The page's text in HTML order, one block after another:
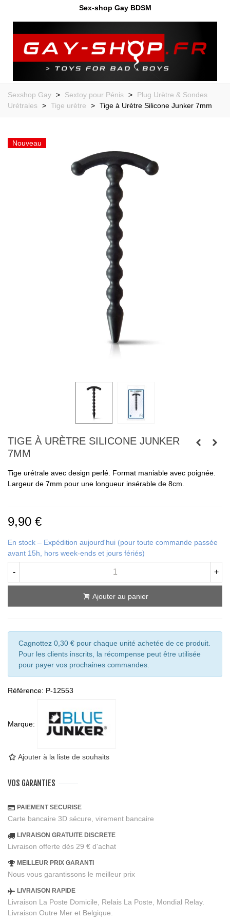
Sex-shop Gay BDSM
Sexshop Gay > Sextoy pour Pénis >
Plug Urètre & Sondes
Urétrales
> Tige urètre > Tige à Urètre Silicone Junker 7mm
Nouveau
TIGE À URÈTRE SILICONE JUNKER
7MM
Tige urétrale avec design perlé. Format maniable avec poignée.
Largeur de 7mm pour une longueur insérable de 8cm.
9,90 €
En stock – Expédition aujourd'hui (pour toute commande passée
avant 15h, hors week-ends et jours fériés)
- +
Ajouter au panier
Cagnottez 0,30 € pour chaque unité achetée de ce produit.
Pour les clients inscrits, la récompense peut être utilisée
pour payer vos prochaines commandes.
Référence: P-12553
Marque:
Ajouter à la liste de souhaits
VOS GARANTIES
PAIEMENT SECURISE
Carte bancaire 3D sécure, virement bancaire
LIVRAISON GRATUITE DISCRETE
Livraison offerte dès 29 € d'achat
MEILLEUR PRIX GARANTI
Nous vous garantissons le meilleur prix
LIVRAISON RAPIDE
Livraison La Poste Domicile, Relais La Poste, Mondial Relay.
Livraison Outre Mer et Belgique.